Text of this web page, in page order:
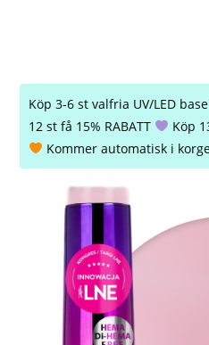
Köp 3-6 st valfria UV/LED
12 st få 15% RABATT
Köp
Kommer automatisk i